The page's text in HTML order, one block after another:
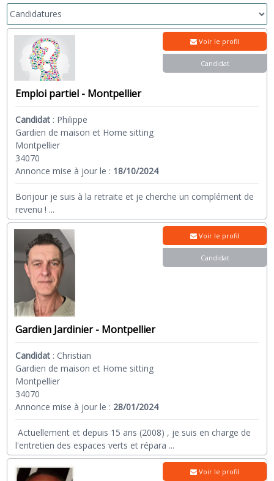
Emploi partiel - Montpellier
Candidat : Philippe
Gardien de maison et Home sitting
Montpellier
34070
Annonce mise à jour le : 18/10/2024
Bonjour je suis à la retraite et je cherche un complément de
revenu ! ...
Voir le profil
Candidat
Gardien Jardinier - Montpellier
Candidat : Christian
Gardien de maison et Home sitting
Montpellier
34070
Annonce mise à jour le : 28/01/2024
Actuellement et depuis 15 ans (2008) , je suis en charge de
l'entretien des espaces verts et répara ...
Voir le profil
Candidat
Voir le profil